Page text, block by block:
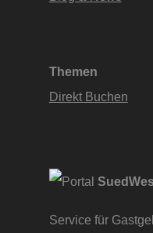
Themen
Direkt Buchen
Service für